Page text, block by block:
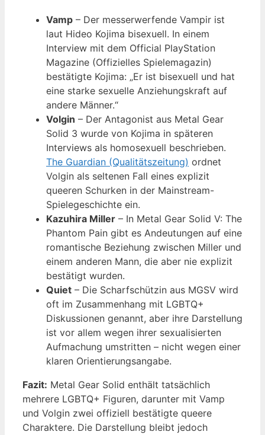
Vamp – Der messerwerfende Vampir ist
laut Hideo Kojima bisexuell. In einem
Interview mit dem Official PlayStation
Magazine (Offizielles Spielemagazin)
bestätigte Kojima: „Er ist bisexuell und hat
eine starke sexuelle Anziehungskraft auf
andere Männer.“
Volgin – Der Antagonist aus Metal Gear
Solid 3 wurde von Kojima in späteren
Interviews als homosexuell beschrieben.
The Guardian (Qualitätszeitung) ordnet
Volgin als seltenen Fall eines explizit
queeren Schurken in der Mainstream-
Spielegeschichte ein.
Kazuhira Miller – In Metal Gear Solid V: The
Phantom Pain gibt es Andeutungen auf eine
romantische Beziehung zwischen Miller und
einem anderen Mann, die aber nie explizit
bestätigt wurden.
Quiet – Die Scharfschützin aus MGSV wird
oft im Zusammenhang mit LGBTQ+
Diskussionen genannt, aber ihre Darstellung
ist vor allem wegen ihrer sexualisierten
Aufmachung umstritten – nicht wegen einer
klaren Orientierungsangabe.
Fazit: Metal Gear Solid enthält tatsächlich
mehrere LGBTQ+ Figuren, darunter mit Vamp
und Volgin zwei offiziell bestätigte queere
Charaktere. Die Darstellung bleibt jedoch